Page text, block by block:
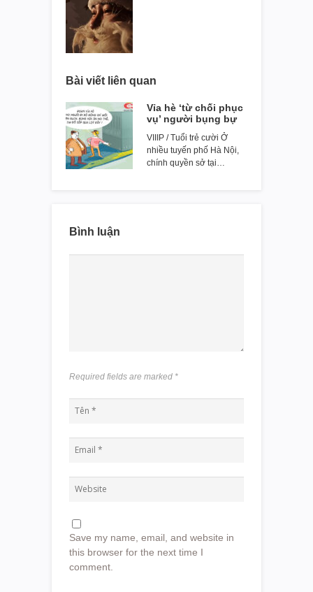
Bài viết liên quan
Vỉa hè ‘từ chối phục
vụ’ người bụng bự
VIIIP / Tuổi trẻ cười Ở
nhiều tuyến phố Hà Nội,
chính quyền sở tại…
Bình luận
Required fields are marked *
Save my name, email, and website in
this browser for the next time I
comment.